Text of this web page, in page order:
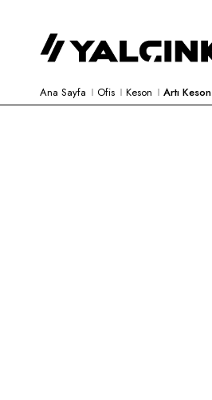
Ana Sayfa Ofis Keson Artı Keson